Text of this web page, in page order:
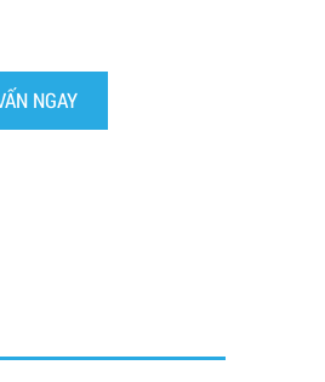
NGAY